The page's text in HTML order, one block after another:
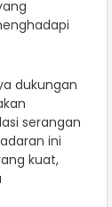
dukungan
serangan
ini
kuat,